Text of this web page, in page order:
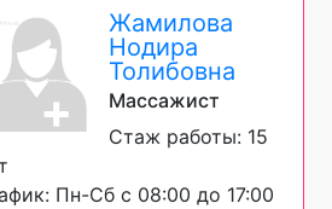
Жамилова
Нодира
Толибовна
Массажист
Стаж работы: 15
Пн-Сб с 08:00 до 17:00